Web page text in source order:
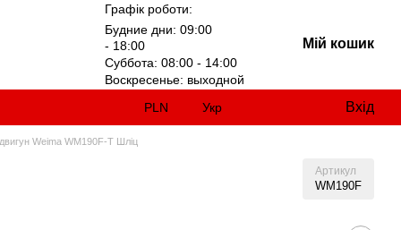
Графік роботи:
Будние дни: 09:00
- 18:00
Суббота: 08:00 - 14:00
Воскресенье: выходной
Мій кошик
PLN Укр Вхід
Weima WM190F-T Шліц
Артикул
WM190F